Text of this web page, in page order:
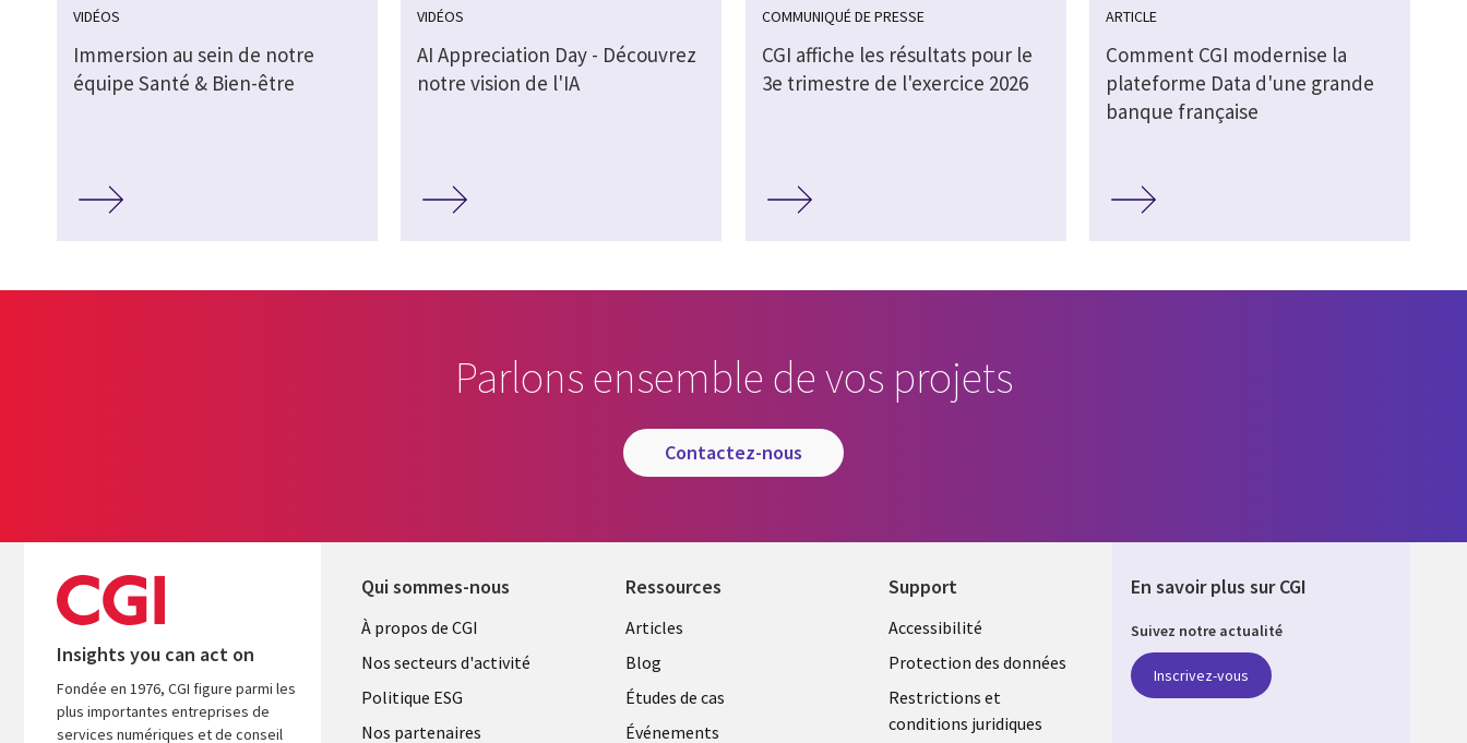
VIDÉOS
Immersion au sein de notre
équipe Santé & Bien-être
VIDÉOS
AI Appreciation Day - Découvrez
notre vision de l'IA
COMMUNIQUÉ DE PRESSE
CGI affiche les résultats pour le
3e trimestre de l'exercice 2026
ARTICLE
Comment CGI modernise la
plateforme Data d'une grande
banque française
Parlons ensemble de vos projets
contactez-nous
Insights you can act on
Fondée en 1976, CGI figure parmi les
plus importantes entreprises de
services numériques et de conseil
Qui sommes-nous
Useful
links
FRANCE
À propos de CGI
Nos secteurs d'activité
Politique ESG
Nos partenaires
Ressources
Library
Links
FRANCE
Articles
Blog
Études de cas
Événements
Support
Legal
FRANCE
Accessibilité
Protection des données
Restrictions et
conditions juridiques
En savoir plus sur CGI
Suivez notre actualité
Inscrivez-vous